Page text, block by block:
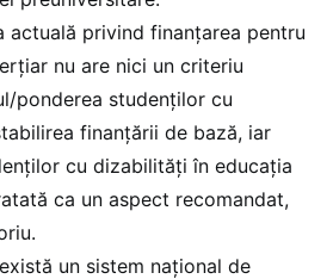
actuală privind finanțarea pentru
nu are nici un criteriu
ponderea studenților cu
finanțării de bază, iar
cu dizabilități în educația
ca un aspect recomandat,
un sistem național de